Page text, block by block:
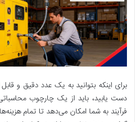
برای اینکه بتوانید به یک عدد دقیق و قابل
دست یابید، باید از یک چارچوب
فرآیند به شما امکان می‌دهد تا تمام